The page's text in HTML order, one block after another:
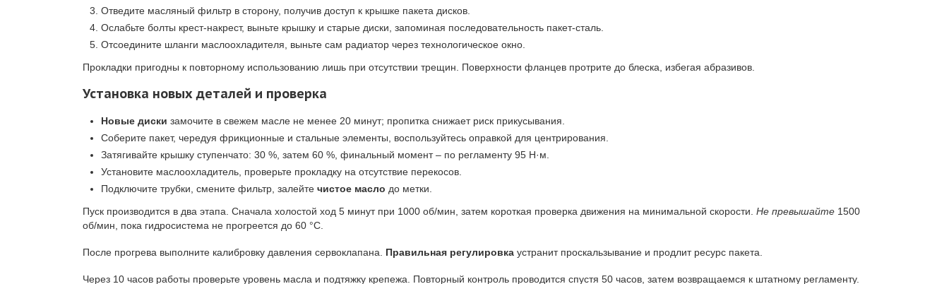
Отведите масляный фильтр в сторону, получив доступ к крышке пакета дисков.
Ослабьте болты крест-накрест, выньте крышку и старые диски, запоминая последовательность пакет-сталь.
Отсоедините шланги маслоохладителя, выньте сам радиатор через технологическое окно.
Прокладки пригодны к повторному использованию лишь при отсутствии трещин. Поверхности фланцев протрите до блеска, избегая абразивов.
Установка новых деталей и проверка
Новые диски замочите в свежем масле не менее 20 минут; пропитка снижает риск прикусывания.
Соберите пакет, чередуя фрикционные и стальные элементы, воспользуйтесь оправкой для центрирования.
Затягивайте крышку ступенчато: 30 %, затем 60 %, финальный момент – по регламенту 95 Н·м.
Установите маслоохладитель, проверьте прокладку на отсутствие перекосов.
Подключите трубки, смените фильтр, залейте чистое масло до метки.
Пуск производится в два этапа. Сначала холостой ход 5 минут при 1000 об/мин, затем короткая проверка движения на минимальной скорости. Не превышайте 1500
об/мин, пока гидросистема не прогреется до 60 °C.
После прогрева выполните калибровку давления сервоклапана. Правильная регулировка устранит проскальзывание и продлит ресурс пакета.
Через 10 часов работы проверьте уровень масла и подтяжку крепежа. Повторный контроль проводится спустя 50 часов, затем возвращаемся к штатному регламенту.